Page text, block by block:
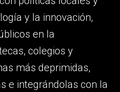
y la innovación,
en la
colegios y
más deprimidas,
e integrándolas con la